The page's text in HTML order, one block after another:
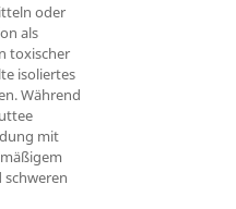
oder
als
toxischer
isoliertes
Während
mit